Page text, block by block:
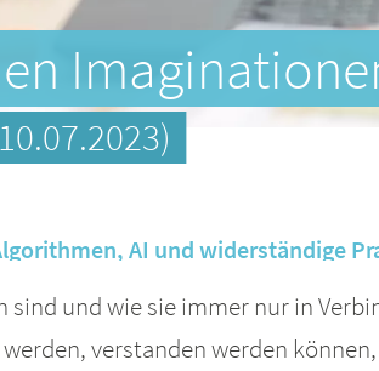
AI und widerständige
und wie sie immer nur in
verstanden werden